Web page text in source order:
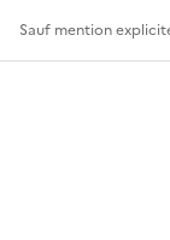
Sauf mention